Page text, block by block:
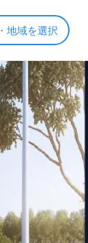
地域を選択